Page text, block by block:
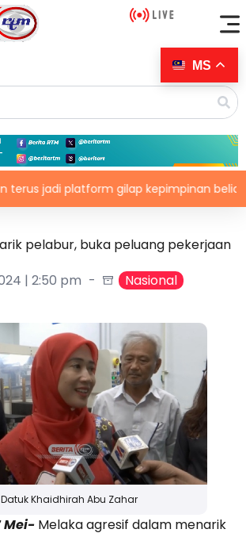
platform gilap kepimpinan belia
pelabur, buka peluang pekerjaan
| 2:50 pm
Nasional
Datuk Khaidhirah Abu Zahar
Mei- Melaka agresif dalam menarik
MS